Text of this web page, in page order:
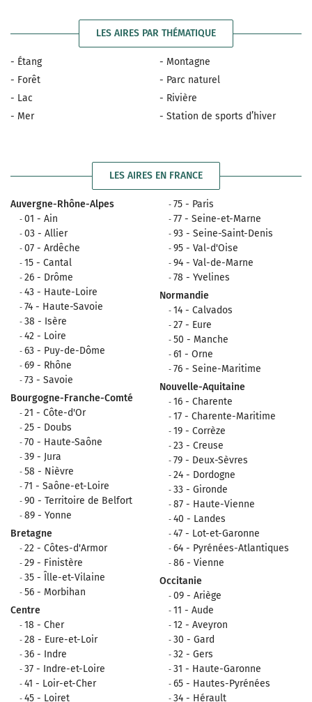
LES AIRES PAR THÉMATIQUE
- Étang
- Forêt
- Lac
- Mer
- Montagne
- Parc naturel
- Rivière
- Station de sports d’hiver
LES AIRES EN FRANCE
Auvergne-Rhône-Alpes
01 - Ain
03 - Allier
07 - Ardêche
15 - Cantal
26 - Drôme
43 - Haute-Loire
74 - Haute-Savoie
38 - Isère
42 - Loire
63 - Puy-de-Dôme
69 - Rhône
73 - Savoie
Bourgogne-Franche-Comté
21 - Côte-d'Or
25 - Doubs
70 - Haute-Saône
39 - Jura
58 - Nièvre
71 - Saône-et-Loire
90 - Territoire de Belfort
89 - Yonne
Bretagne
22 - Côtes-d'Armor
29 - Finistère
35 - Îlle-et-Vilaine
56 - Morbihan
Centre
18 - Cher
28 - Eure-et-Loir
36 - Indre
37 - Indre-et-Loire
41 - Loir-et-Cher
45 - Loiret
75 - Paris
77 - Seine-et-Marne
93 - Seine-Saint-Denis
95 - Val-d'Oise
94 - Val-de-Marne
78 - Yvelines
Normandie
14 - Calvados
27 - Eure
50 - Manche
61 - Orne
76 - Seine-Maritime
Nouvelle-Aquitaine
16 - Charente
17 - Charente-Maritime
19 - Corrèze
23 - Creuse
79 - Deux-Sèvres
24 - Dordogne
33 - Gironde
87 - Haute-Vienne
40 - Landes
47 - Lot-et-Garonne
64 - Pyrénées-Atlantiques
86 - Vienne
Occitanie
09 - Ariège
11 - Aude
12 - Aveyron
30 - Gard
32 - Gers
31 - Haute-Garonne
65 - Hautes-Pyrénées
34 - Hérault